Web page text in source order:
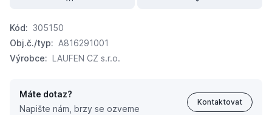
Kód: 305150
Obj.č./typ: A816291001
Výrobce: LAUFEN CZ s.r.o.
Máte dotaz?
Napište nám, brzy se ozveme
Kontaktovat